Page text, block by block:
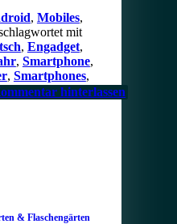
, Mobiles,
mit
, Engadget,
, Smartphone,
, Smartphones,
hinterlassen
& Flaschengärten